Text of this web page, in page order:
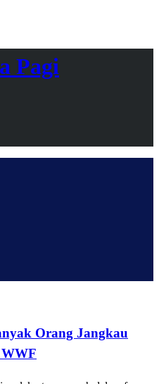
Pagi
Orang Jangkau